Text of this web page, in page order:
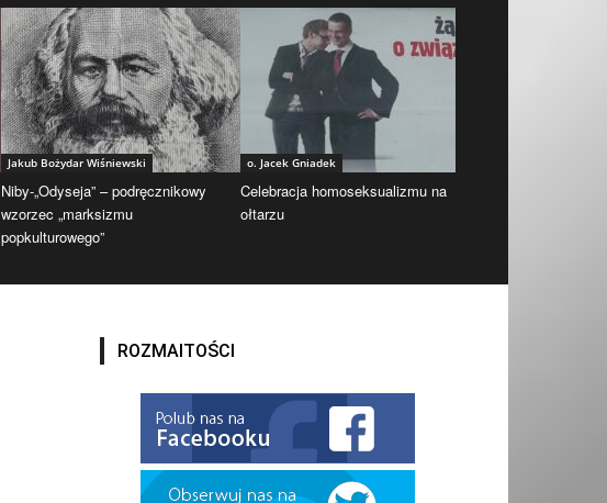
Jakub Bożydar Wiśniewski
Niby-„Odyseja” – podręcznikowy
wzorzec „marksizmu
popkulturowego”
o. Jacek Gniadek
Celebracja homoseksualizmu na
ołtarzu
ROZMAITOŚCI